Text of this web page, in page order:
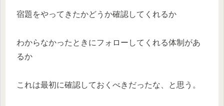
宿題をやってきたかどうか確認してくれるか
わからなかったときにフォローしてくれる体制があ
るか
これは最初に確認しておくべきだったな、と思う。